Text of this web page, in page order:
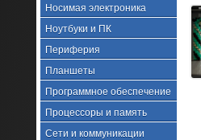
Носимая электроника
Ноутбуки и ПК
Периферия
Планшеты
Программное обеспечение
Процессоры и память
Сети и коммуникации